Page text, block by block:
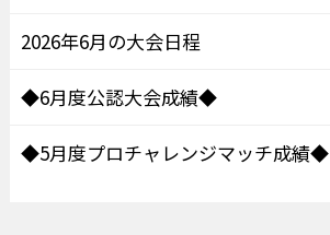
2026年6月の大会日程
◆6月度公認大会成績◆
◆5月度プロチャレンジマッチ成績◆